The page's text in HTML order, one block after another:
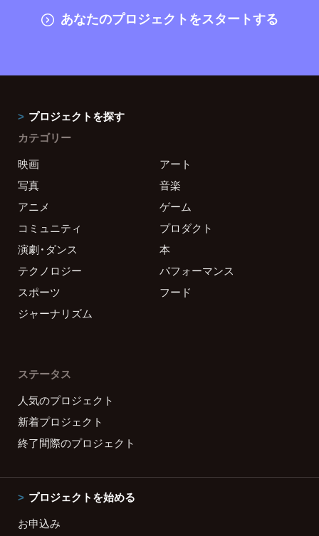
あなたのプロジェクトをスタートする
プロジェクトを探す
カテゴリー
映画
アート
写真
音楽
アニメ
ゲーム
コミュニティ
プロダクト
演劇・ダンス
本
テクノロジー
パフォーマンス
スポーツ
フード
ジャーナリズム
ステータス
人気のプロジェクト
新着プロジェクト
終了間際のプロジェクト
プロジェクトを始める
お申込み